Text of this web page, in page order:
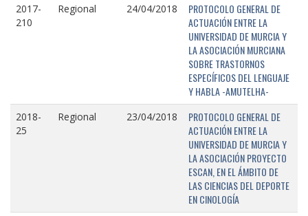
2017-
210
Regional 24/04/2018
PROTOCOLO GENERAL DE
ACTUACIÓN ENTRE LA
UNIVERSIDAD DE MURCIA Y
LA ASOCIACIÓN MURCIANA
SOBRE TRASTORNOS
ESPECÍFICOS DEL LENGUAJE
Y HABLA -AMUTELHA-
2018-
25
Regional 23/04/2018
PROTOCOLO GENERAL DE
ACTUACIÓN ENTRE LA
UNIVERSIDAD DE MURCIA Y
LA ASOCIACIÓN PROYECTO
ESCAN, EN EL ÁMBITO DE
LAS CIENCIAS DEL DEPORTE
EN CINOLOGÍA